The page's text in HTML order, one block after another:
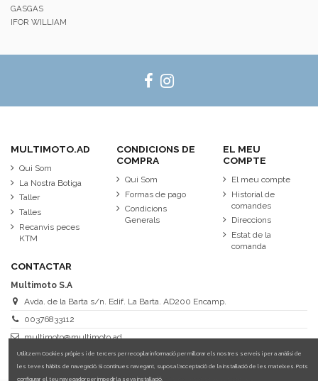
GASGAS
IFOR WILLIAM
MULTIMOTO.AD
Qui Som
La Nostra Botiga
Taller
Talles
Recanvis peces
KTM
CONDICIONS DE
COMPRA
Qui Som
Formas de pago
Condicions
Generals
EL MEU
COMPTE
El meu compte
Historial de
comandes
Direccions
Estat de la
comanda
CONTACTAR
Multimoto S.A
Avda. de la Barta s/n. Edif. La Barta. AD200 Encamp.
00376833112
multimoto@multimoto.ad
Utilitzem Cookies pròpies i de tercers per recopilar informació per millorar els nostres serveis i per a anàlisi de
les teves hàbits de navegació. Si continues navegant, suposa l'acceptació de la instal·lació de les mateixes. Pots
configurar el teu navegador per impedir la seva instal·lació.